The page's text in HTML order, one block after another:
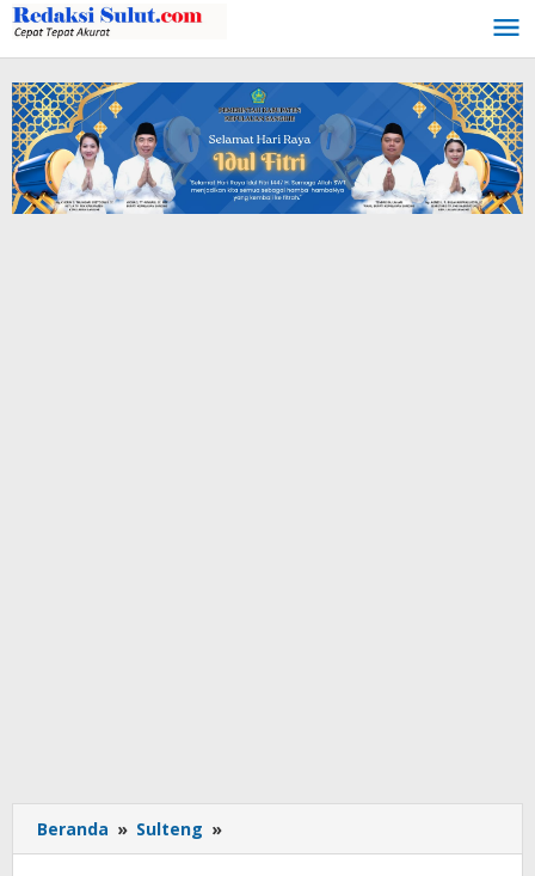
Lewati
ke
konten
Beranda » Sulteng »
ATR/BPN